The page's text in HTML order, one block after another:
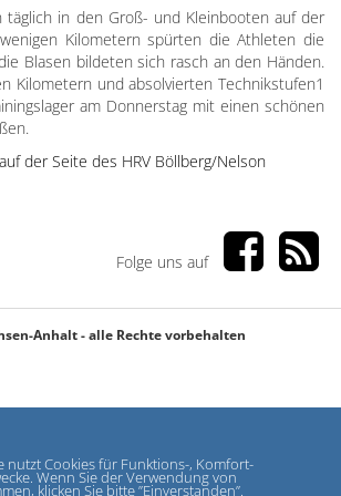
nutzt Cookies für Funktions-, Komfort-
Wenn Sie der Verwendung von
klicken Sie bitte ”Einverstanden”.
täglich in den Groß- und Kleinbooten auf der
Kilometern spürten die Athleten die
Blasen bildeten sich rasch an den Händen.
Kilometern und absolvierten Technikstufen1
am Donnerstag mit einen schönen
der Seite des HRV Böllberg/Nelson
Folge uns auf
Anhalt - alle Rechte vorbehalten